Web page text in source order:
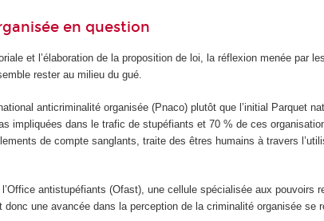
en question
et l’élaboration de la proposition de loi, la réflexion menée par
rester au milieu du gué.
anticriminalité organisée (Pnaco) plutôt que l’initial Parquet
impliquées dans le trafic de stupéfiants et 70 % de ces
de compte sanglants, traite des êtres humains à travers
antistupéfiants (Ofast), une cellule spécialisée aux pouvoirs
une avancée dans la perception de la criminalité organisée